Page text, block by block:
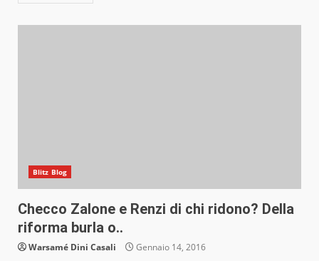
Blitz Blog
Checco Zalone e Renzi di chi ridono? Della
riforma burla o..
Warsamé Dini Casali Gennaio 14, 2016